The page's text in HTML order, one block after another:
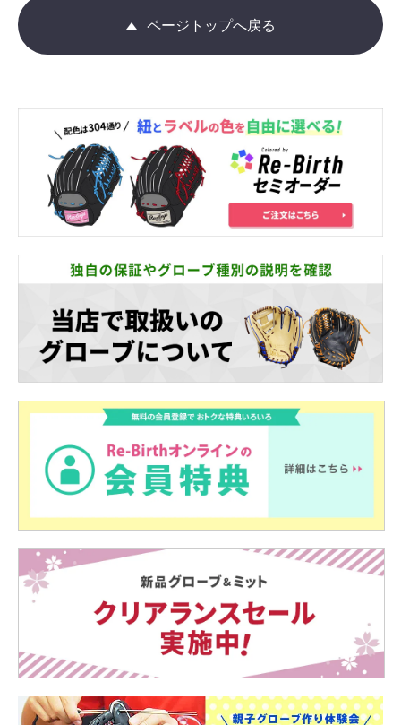
ページトップへ戻る